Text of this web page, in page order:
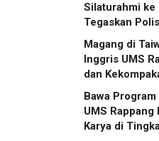
Silaturahmi ke
Tegaskan
Magang di
Inggris UMS
dan
Bawa
UMS
Karya di